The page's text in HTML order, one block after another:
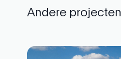
Andere projecten